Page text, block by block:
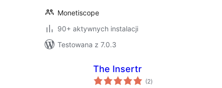
Monetiscope
90+ aktywnych instalacji
Testowana z 7.0.3
The Insertr
(2wszystkich
ocen
)